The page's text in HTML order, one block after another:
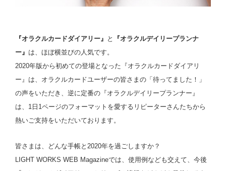
『オラクルカードダイアリー』 と
『オラクルデイリープランナ
ー』 は、ほぼ横並びの人気です。
2020年版から初めての登場となった『オラクルカードダイアリ
ー』は、オラクルカードユーザーの皆さまの「待ってました！」
の声をいただき、逆に定番の『オラクルデイリープランナー』
は、1日1ページのフォーマットを愛するリピーターさんたちから
熱いご支持をいただいております。
皆さまは、どんな手帳と2020年を過ごしますか？
LIGHT WORKS WEB Magazineでは、使用例なども交えて、今後